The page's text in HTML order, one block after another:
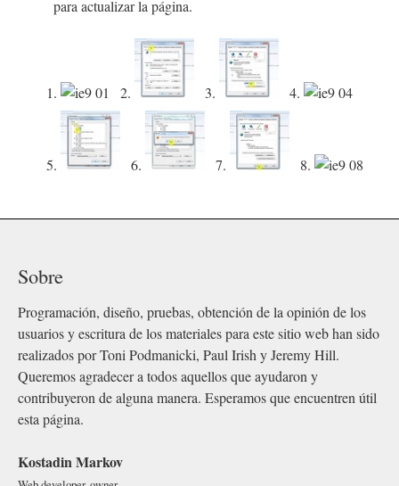
para actualizar la página.
1. 2. 3. 4.
5. 6. 7. 8.
Sobre
Programación, diseño, pruebas, obtención de la opinión de los
usuarios y escritura de los materiales para este sitio web han sido
realizados por Toni Podmanicki, Paul Irish y Jeremy Hill.
Queremos agradecer a todos aquellos que ayudaron y
contribuyeron de alguna manera. Esperamos que encuentren útil
esta página.
Kostadin Markov